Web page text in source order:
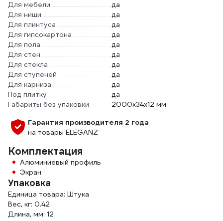
Для мебели
да
Для ниши
да
Для плинтуса
да
Для гипсокартона
да
Для пола
да
Для стен
да
Для стекла
да
Для ступеней
да
Для карниза
да
Под плитку
да
Габариты без упаковки
2000х34х12 мм
Гарантия производителя 2 года
на товары ELEGANZ
Комплектация
Алюминиевый профиль
Экран
Упаковка
Единица товара: Штука
Вес, кг: 0.42
Длина, мм: 12